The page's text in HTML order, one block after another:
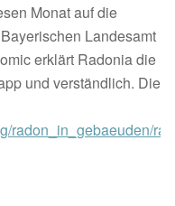
Monat auf die
Landesamt
erklärt Radonia die
und verständlich. Die
radon_in_gebaeuden/